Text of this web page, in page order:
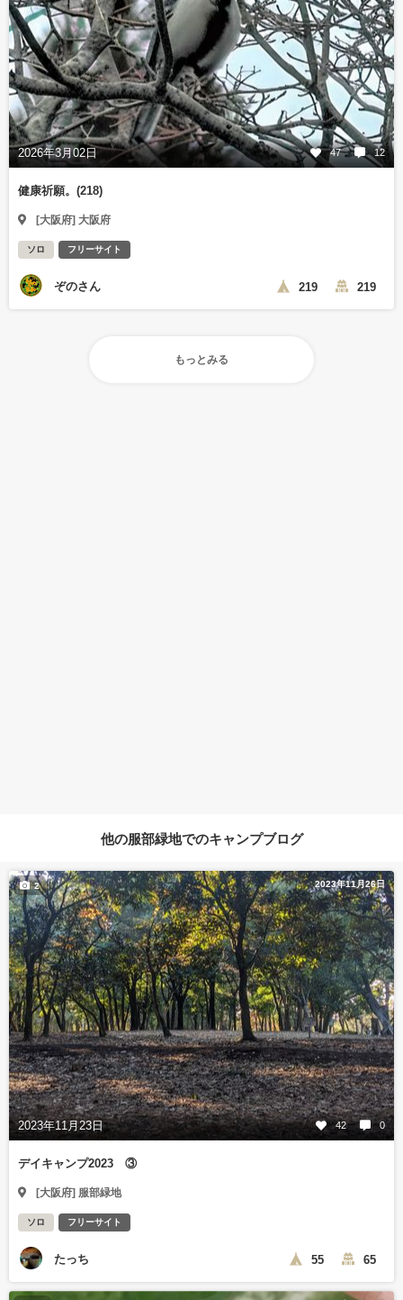
2026年3月02日 47 12
健康祈願。(218)
[大阪府] 大阪府
ソロ フリーサイト
ぞのさん 219 219
もっとみる
他の服部緑地でのキャンプブログ
2023年11月26日
2023年11月23日 42 0
2
デイキャンプ2023 ③
[大阪府] 服部緑地
ソロ フリーサイト
たっち 55 65